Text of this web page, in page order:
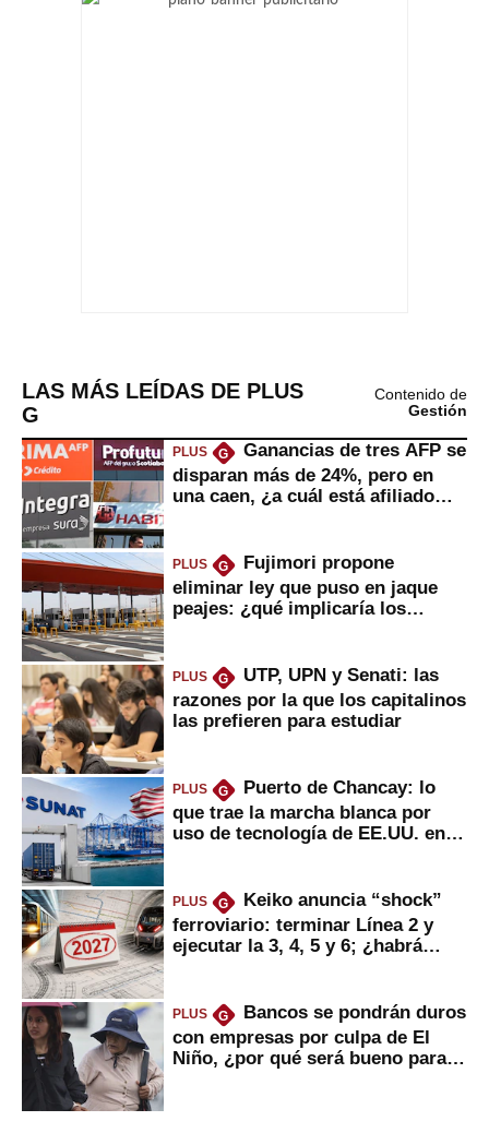
LAS MÁS LEÍDAS DE PLUS
G
Contenido de
Gestión
PLUS G
Ganancias de tres AFP se
disparan más de 24%, pero en
una caen, ¿a cuál está afiliado
PLUS G
Fujimori propone
eliminar ley que puso en jaque
peajes: ¿qué implicaría los
PLUS G
UTP, UPN y Senati: las
razones por la que los capitalinos
las prefieren para estudiar
PLUS G
Puerto de Chancay: lo
que trae la marcha blanca por
uso de tecnología de EE.UU. en
PLUS G
Keiko anuncia “shock”
ferroviario: terminar Línea 2 y
ejecutar la 3, 4, 5 y 6; ¿habrá
PLUS G
Bancos se pondrán duros
con empresas por culpa de El
Niño, ¿por qué será bueno para